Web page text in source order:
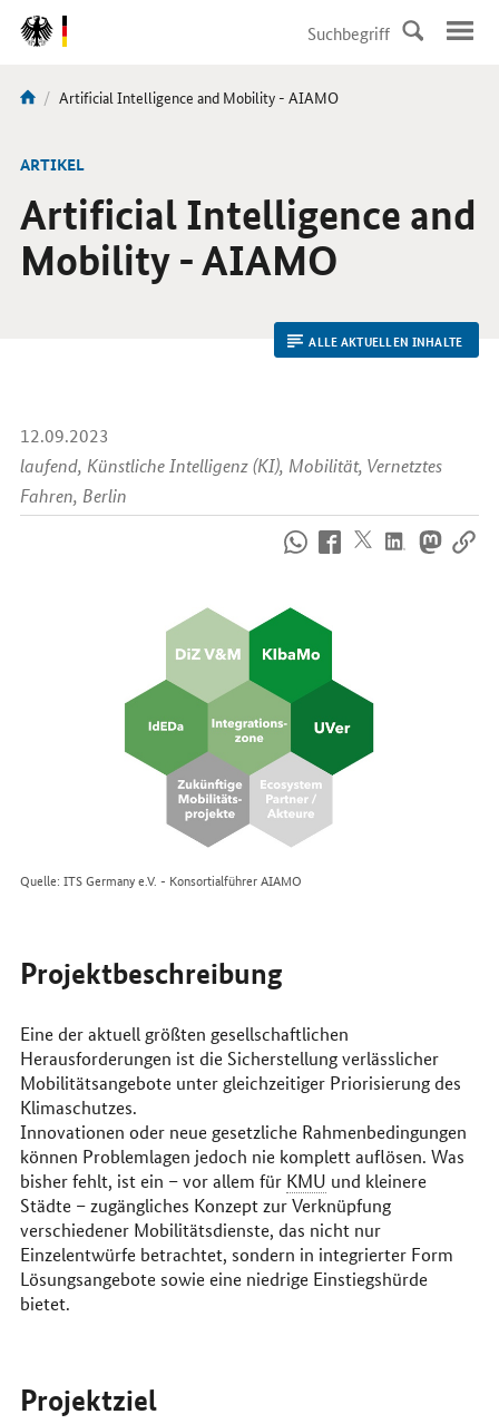
DirektZu:
Navigation
Sie
hier:
Aktuelle
Artificial Intelligence and Mobility - AIAMO
ARTIKEL
Artificial Intelligence and
Mobility- AIAMO
ALLE AKTUELLEN INHALTE
12.09.2023
laufend, Künstliche Intelligenz (KI), Mobilität, Vernetztes
Fahren, Berlin
Quelle: ITS Germany e.V. - Konsortialführer AIAMO
Projektbeschreibung
Eine der aktuell größten gesellschaftlichen
Herausforderungen ist die Sicherstellung verlässlicher
Mobilitätsangebote unter gleichzeitiger Priorisierung des
Klimaschutzes.
Innovationen oder neue gesetzliche Rahmenbedingungen
können Problemlagen jedoch nie komplett auflösen. Was
bisher fehlt, ist ein – vor allem für KMU und kleinere
Städte – zugängliches Konzept zur Verknüpfung
verschiedener Mobilitätsdienste, das nicht nur
Einzelentwürfe betrachtet, sondern in integrierter Form
Lösungsangebote sowie eine niedrige Einstiegshürde
bietet.
Projektziel